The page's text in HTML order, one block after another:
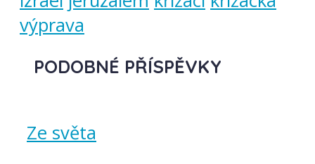
výprava
PODOBNÉ PŘÍSPĚVKY
Ze světa